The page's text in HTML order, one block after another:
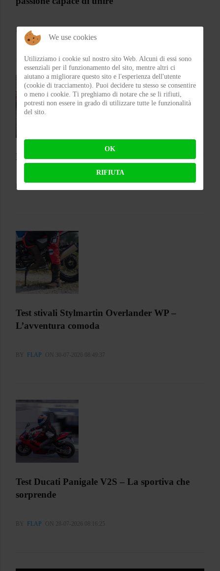
FABIO BIANCHI
Ecco tutti i cambi regolamentari della MotoGP
Test stivali Stylmartin Overlander WP –
L’avventura comoda
BY FLAP ON 30-07-2026 08:49:37
Test Ducati Panigale V2S – La sportiva che
sorprende
BY FLAP ON 28-07-2026 08:16:25
We use cookies
Utilizziamo i cookie sul nostro sito Web. Alcuni di essi sono
essenziali per il funzionamento del sito, mentre altri ci
aiutano a migliorare questo sito e l'esperienza dell'utente
(cookie di tracciamento). Puoi decidere tu stesso se consentire
o meno i cookie. Ti preghiamo di notare che se li rifiuti,
potresti non essere in grado di utilizzare tutte le funzionalità
del sito.
OK
RIFIUTA